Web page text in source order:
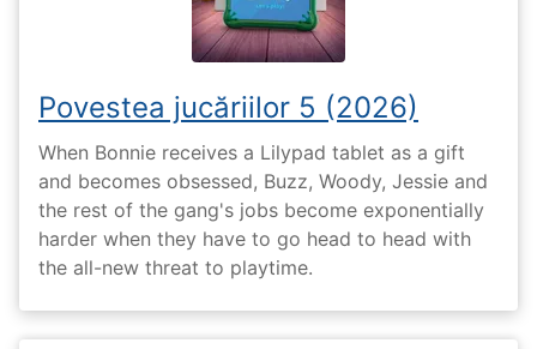
Povestea jucăriilor 5 (2026)
When Bonnie receives a Lilypad tablet as a gift
and becomes obsessed, Buzz, Woody, Jessie and
the rest of the gang's jobs become exponentially
harder when they have to go head to head with
the all-new threat to playtime.